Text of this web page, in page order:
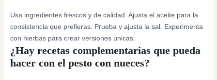
Usa ingredientes frescos y de calidad. Ajusta el aceite para la
consistencia que prefieras. Prueba y ajusta la sal. Experimenta
con hierbas para crear versiones únicas.
¿Hay recetas complementarias que pueda
hacer con el pesto con nueces?